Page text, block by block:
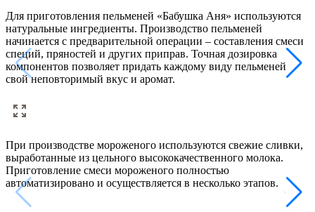
Для приготовления пельменей «Бабушка Аня» используются
натуральные ингредиенты. Производство пельменей
начинается с предварительной операции – составления смеси
специй, пряностей и других приправ. Точная дозировка
компонентов позволяет придать каждому виду пельменей
свой неповторимый вкус и аромат.
При производстве мороженого используются свежие сливки,
выработанные из цельного высококачественного молока.
Приготовление смеси мороженого полностью
автоматизировано и осуществляется в несколько этапов.